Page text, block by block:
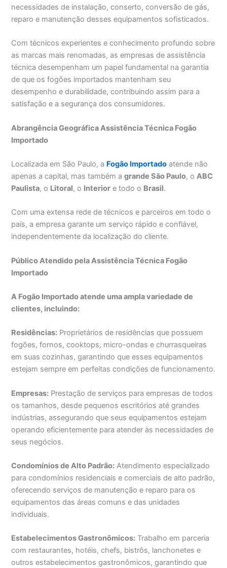
necessidades de instalação, conserto, conversão de gás,
reparo e manutenção desses equipamentos sofisticados.
Com técnicos experientes e conhecimento profundo sobre
as marcas mais renomadas, as empresas de assistência
técnica desempenham um papel fundamental na garantia
de que os fogões importados mantenham seu
desempenho e durabilidade, contribuindo assim para a
satisfação e a segurança dos consumidores.
Abrangência Geográfica Assistência Técnica Fogão
Importado
Localizada em São Paulo, a Fogão Importado atende não
apenas a capital, mas também agrande São Paulo, oABC
Paulista, o Litoral, o Interior e todo o Brasil.
Com uma extensa rede de técnicos e parceiros em todo o
país, a empresa garante um serviço rápido e confiável,
independentemente da localização do cliente.
Público Atendido pela Assistência Técnica Fogão
Importado
A Fogão Importado atende uma ampla variedade de
clientes, incluindo:
Residências: Proprietários de residências que possuem
fogões, fornos, cooktops, micro-ondas e churrasqueiras
em suas cozinhas, garantindo que esses equipamentos
estejam sempre em perfeitas condições de funcionamento.
Empresas: Prestação de serviços para empresas de todos
os tamanhos, desde pequenos escritórios até grandes
indústrias, assegurando que seus equipamentos estejam
operando eficientemente para atender às necessidades de
seus negócios.
Condomínios de Alto Padrão: Atendimento especializado
para condomínios residenciais e comerciais de alto padrão,
oferecendo serviços de manutenção e reparo para os
equipamentos das áreas comuns e das unidades
individuais.
Estabelecimentos Gastronômicos: Trabalho em parceria
com restaurantes, hotéis, chefs, bistrôs, lanchonetes e
outros estabelecimentos gastronômicos, garantindo que